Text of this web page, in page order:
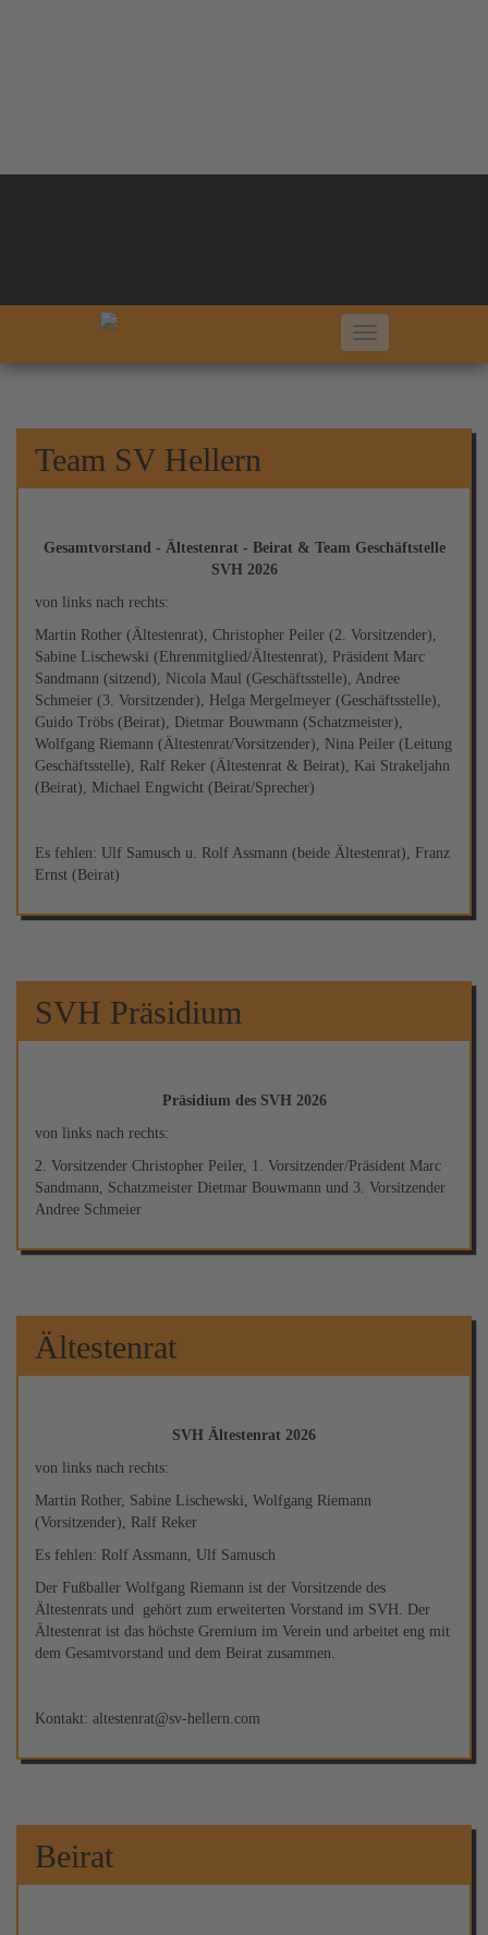
Team SV Hellern
Gesamtvorstand - Ältestenrat - Beirat & Team Geschäftstelle
SVH 2026
von links nach rechts:
Martin Rother (Ältestenrat), Christopher Peiler (2. Vorsitzender),
Sabine Lischewski (Ehrenmitglied/Ältestenrat), Präsident Marc
Sandmann (sitzend), Nicola Maul (Geschäftsstelle), Andree
Schmeier (3. Vorsitzender), Helga Mergelmeyer (Geschäftsstelle),
Guido Tröbs (Beirat), Dietmar Bouwmann (Schatzmeister),
Wolfgang Riemann (Ältestenrat/Vorsitzender), Nina Peiler (Leitung
Geschäftsstelle), Ralf Reker (Ältestenrat & Beirat), Kai Strakeljahn
(Beirat), Michael Engwicht (Beirat/Sprecher)
Es fehlen: Ulf Samusch u. Rolf Assmann (beide Ältestenrat), Franz
Ernst (Beirat)
SVH Präsidium
Präsidium des SVH 2026
von links nach rechts:
2. Vorsitzender Christopher Peiler, 1. Vorsitzender/Präsident Marc
Sandmann, Schatzmeister Dietmar Bouwmann und 3. Vorsitzender
Andree Schmeier
Ältestenrat
SVH Ältestenrat 2026
von links nach rechts:
Martin Rother, Sabine Lischewski, Wolfgang Riemann
(Vorsitzender), Ralf Reker
Es fehlen: Rolf Assmann, Ulf Samusch
Der Fußballer Wolfgang Riemann ist der Vorsitzende des
Ältestenrats und gehört zum erweiterten Vorstand im SVH. Der
Ältestenrat ist das höchste Gremium im Verein und arbeitet eng mit
dem Gesamtvorstand und dem Beirat zusammen.
Kontakt: altestenrat@sv-hellern.com
Beirat